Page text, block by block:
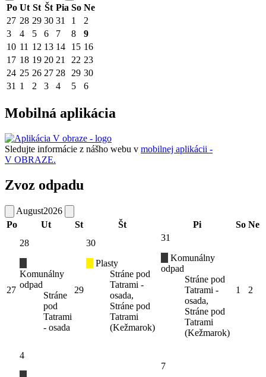
Po Ut St Št Pia So Ne
27 28 29 30 31 1
2
3
4 5 6 7 8
9
10 11 12 13 14 15 16
17 18 19 20 21 22 23
24 25 26 27 28 29 30
31 1 2 3 4 5 6
Mobilná aplikácia
Sledujte informácie z nášho webu v mobilnej aplikácii -
V OBRAZE.
Zvoz odpadu
August2026
Po
Ut St Št Pi So Ne
27
28
Komunálny
odpad
Stráne
pod
Tatrami
- osada
29
30
Plasty
Stráne pod
Tatrami -
osada,
Stráne pod
Tatrami
(Kežmarok)
31
Komunálny
odpad
Stráne pod
Tatrami -
osada,
Stráne pod
Tatrami
(Kežmarok)
1 2
4
7